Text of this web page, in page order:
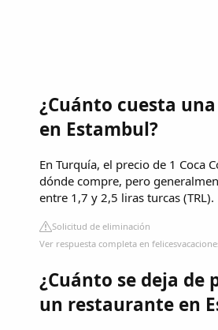
¿Cuánto cuesta una
en Estambul?
En Turquía, el precio de 1 Coca
dónde compre, pero
entre 1,7 y 2,5 liras turcas (TRL).
Solicitud de eliminación
Ver respuesta completa en
¿Cuánto se deja de
un restaurante en